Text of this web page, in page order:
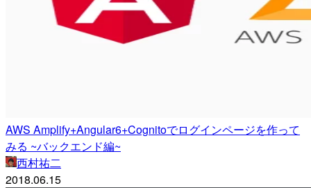
AWS Amplify+Angular6+Cognitoでログインページを作って
みる ~バックエンド編~
西村祐二
2018.06.15